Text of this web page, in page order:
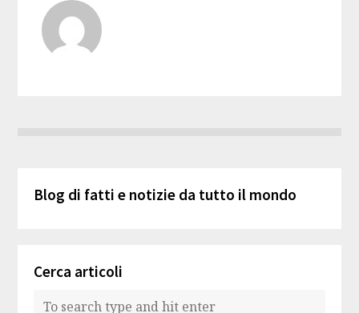
Blog di fatti e notizie da tutto il mondo
Cerca articoli